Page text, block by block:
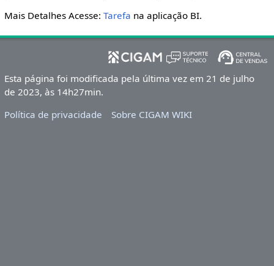
Mais Detalhes Acesse: Tarefa na aplicação BI.
Esta página foi modificada pela última vez em 21 de julho
de 2023, às 14h27min.
Política de privacidade
Sobre CIGAM WIKI